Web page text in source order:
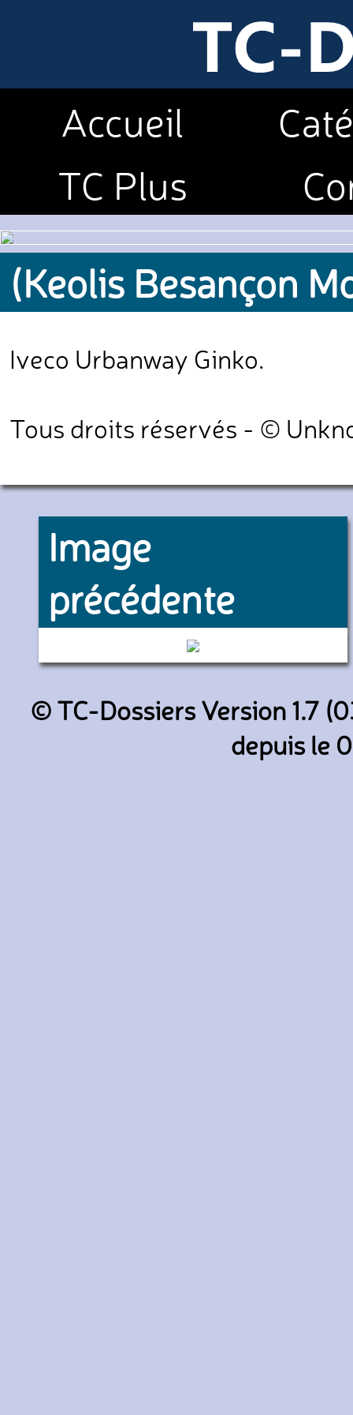
Accueil
TC Plus
(Keolis Besançon
Iveco Urbanway Ginko.
Tous droits réservés - ©
Image
précédente
178 (Keolis Amiens)
© TC-Dossiers Version 1.7
depuis le